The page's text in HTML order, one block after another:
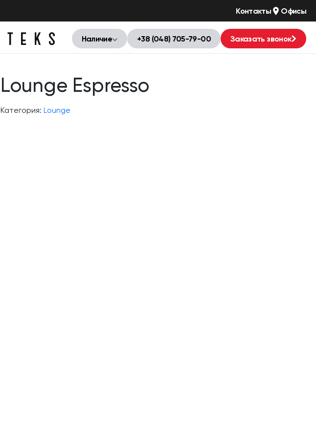
Контакты Офисы
Наличие +38 (048) 705-79-00 Заказать звонок
Lounge Espresso
Категория: Lounge